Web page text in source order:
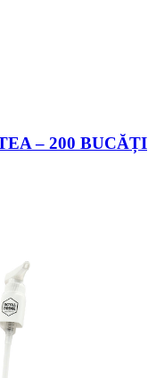
– 200 BUCĂȚI